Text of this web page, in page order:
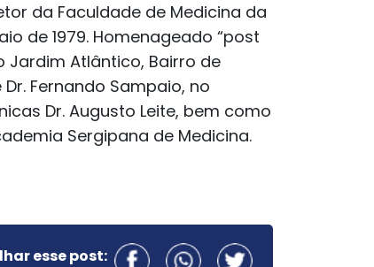
da Faculdade de Medicina da
de 1979. Homenageado “post
Jardim Atlântico, Bairro de
Fernando Sampaio, no
Dr. Augusto Leite, bem como
Sergipana de Medicina.
esse post: